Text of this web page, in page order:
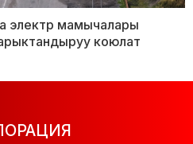
электр мамычалары
коюлат